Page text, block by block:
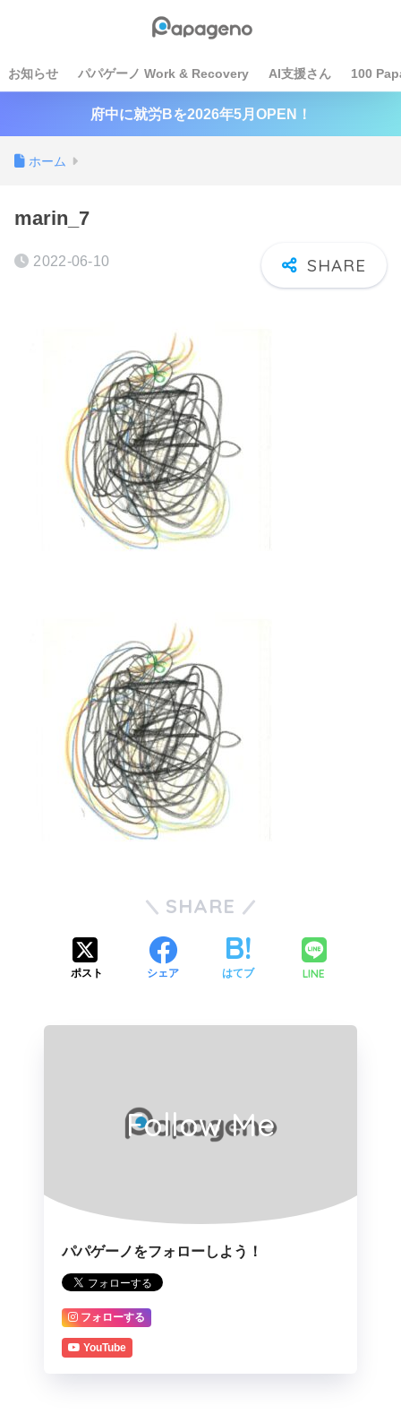
お知らせ パパゲーノ Work & Recovery AI支援さん 100
府中に就労Bを2026年5月OPEN！
ホーム
marin_7
2022-06-10
SHARE
ポスト シェア はてブ LINE
Follow Me
パパゲーノをフォローしよう！
フォローする
YouTube